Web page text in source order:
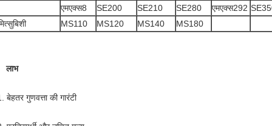
एमएक्स8 SE200 SE210 SE280 एमएक्स292
MS110 MS120 MS140 MS180
लाभ
बेहतर गुणवत्ता की गारंटी